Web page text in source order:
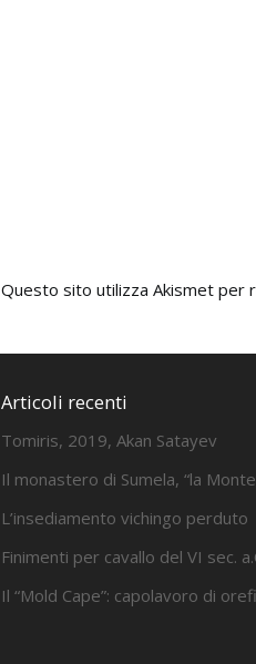
Questo sito utilizza Akismet per
Articoli recenti
Tomiris, 2019, Akan Satayev
Il monastero di Sumela, “la
L’insediamento vichingo perduto
Finimenti per cavallo del VI sec.
Il “Mold Cape”: capolavoro di